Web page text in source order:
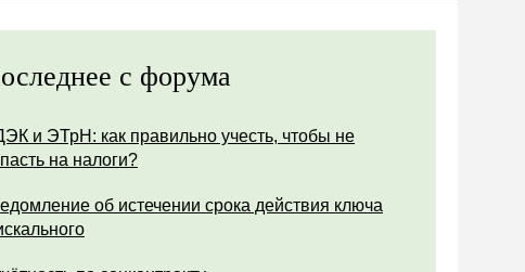
с форума
и ЭТрН: как правильно учесть, чтобы не
на налоги?
об истечении срока действия ключа